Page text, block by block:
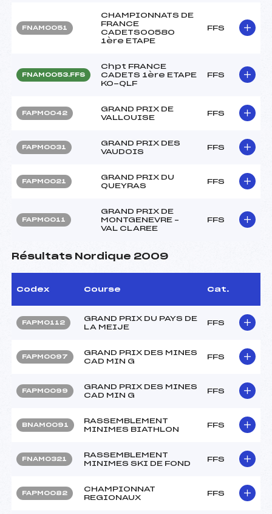
FNAM0051
CHAMPIONNATS DE
FRANCE
CADETS00580
1ère ETAPE
FFS
FNAM0053.FFS
Chpt FRANCE
CADETS 1ère ETAPE
KO-QLF
FFS
FAPM0042
GRAND PRIX DE
VALLOUISE
FFS
FAPM0031
GRAND PRIX DES
VAUDOIS
FFS
FAPM0021
GRAND PRIX DU
QUEYRAS
FFS
FAPM0011
GRAND PRIX DE
MONTGENEVRE –
VAL CLAREE
FFS
Résultats Nordique 2009
Codex Course Cat.
FAPM0112
GRAND PRIX DU PAYS DE
LA MEIJE
FFS
FAPM0097
GRAND PRIX DES MINES
CAD MIN G
FFS
FAPM0099
GRAND PRIX DES MINES
CAD MIN G
FFS
BNAM0091
RASSEMBLEMENT
MINIMES BIATHLON
FFS
FNAM0321
RASSEMBLEMENT
MINIMES SKI DE FOND
FFS
FAPM0082
CHAMPIONNAT
REGIONAUX
FFS